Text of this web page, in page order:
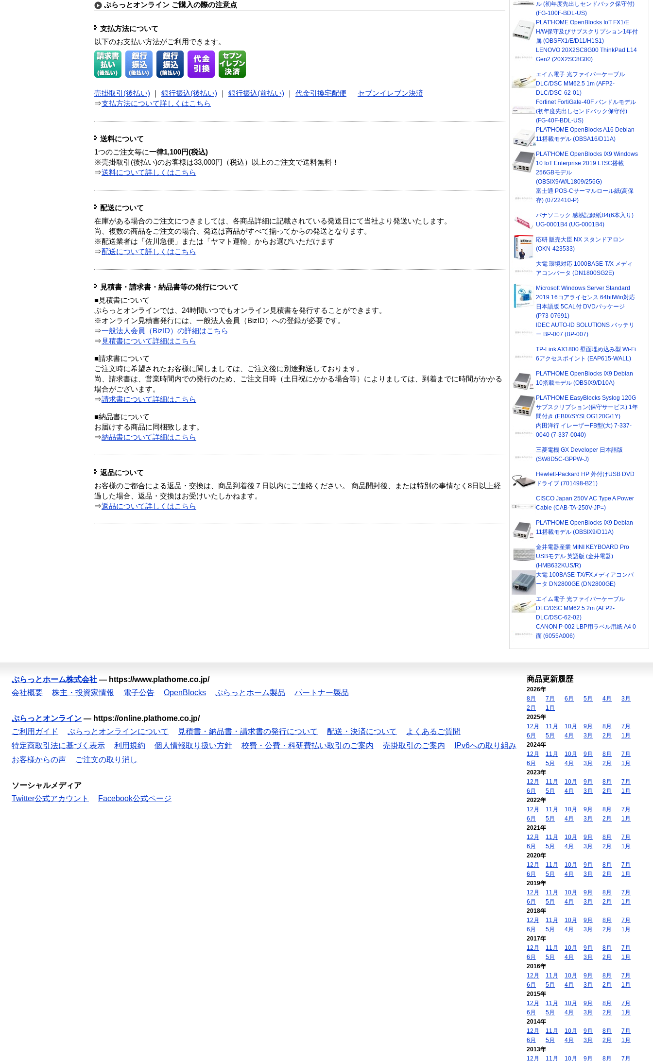
ぷらっとオンライン ご購入の際の注意点
支払方法について
以下のお支払い方法がご利用できます。
売掛取引(後払い) 銀行振込(後払い) 銀行振込(前払い) 代金引換宅配便
セブンイレブン決済
⇒支払方法について詳しくはこちら
送料について
1つのご注文毎に一律1,100円(税込)
※売掛取引(後払い)のお客様は33,000円（税込）以上のご注文で送料無料！
⇒送料について詳しくはこちら
配送について
在庫がある場合のご注文につきましては、各商品詳細に記載されている発送日にて当社より発送いたします。
尚、複数の商品をご注文の場合、発送は商品がすべて揃ってからの発送となります。
※配送業者は「佐川急便」または「ヤマト運輸」からお選びいただけます
⇒配送について詳しくはこちら
見積書・請求書・納品書等の発行について
■見積書について
ぷらっとオンラインでは、24時間いつでもオンライン見積書を発行することができます。
※オンライン見積書発行には、一般法人会員（BizID）への登録が必要です。
⇒一般法人会員（BizID）の詳細はこちら
⇒ 見積書について詳細はこちら
■請求書について
ご注文時に希望されたお客様に関しましては、ご注文後に別途郵送しております。
尚、請求書は、営業時間内での発行のため、ご注文日時（土日祝にかかる場合等）によりましては、到着までに時間がかかる
場合がございます。
⇒請求書について詳細はこちら
■納品書について
お届けする商品に同梱致します。
⇒納品書について詳細はこちら
返品について
お客様のご都合による返品・交換は、商品到着後７日以内にご連絡ください。 商品開封後、または特別の事情なく8日以上経
過した場合、返品・交換はお受けいたしかねます。
⇒返品について詳しくはこちら
ル (初年度先出しセンドバック保守付)
(FG-100F-BDL-US)
PLAT'HOME OpenBlocks IoT FX1/E
H/W保守及びサブスクリプション1年付
属 (OBSFX1/E/D11/H1S1)
LENOVO 20X2SC8G00 ThinkPad L14
Gen2 (20X2SC8G00)
エイム電子 光ファイバーケーブル
DLC/DSC MM62.5 1m (AFP2-
DLC/DSC-62-01)
Fortinet FortiGate-40F バンドルモデル
(初年度先出しセンドバック保守付)
(FG-40F-BDL-US)
PLAT'HOME OpenBlocks A16 Debian
11搭載モデル (OBSA16/D11A)
PLAT'HOME OpenBlocks IX9 Windows
10 IoT Enterprise 2019 LTSC搭載
256GBモデル
(OBSIX9/W/L1809/256G)
富士通 POS-Cサーマルロール紙(高保
存) (0722410-P)
パナソニック 感熱記録紙B4(6本入り)
UG-0001B4 (UG-0001B4)
応研 販売大臣 NX スタンドアロン
(OKN-423533)
大電 環境対応 1000BASE-T/X メディ
アコンバータ (DN1800SG2E)
Microsoft Windows Server Standard
2019 16コアライセンス 64bitWin対応
日本語版 5CAL付 DVDパッケージ
(P73-07691)
IDEC AUTO-ID SOLUTIONS バッテリ
ー BP-007 (BP-007)
TP-Link AX1800 壁面埋め込み型 Wi-Fi
6アクセスポイント (EAP615-WALL)
PLAT'HOME OpenBlocks IX9 Debian
10搭載モデル (OBSIX9/D10A)
PLAT'HOME EasyBlocks Syslog 120G
サブスクリプション(保守サービス) 1年
間付き (EBIX/SYSLOG120G/1Y)
内田洋行 イレーザーFB型(大) 7-337-
0040 (7-337-0040)
三菱電機 GX Developer 日本語版
(SW8D5C-GPPW-J)
Hewlett-Packard HP 外付けUSB DVD
ドライブ (701498-B21)
CISCO Japan 250V AC Type A Power
Cable (CAB-TA-250V-JP=)
PLAT'HOME OpenBlocks IX9 Debian
11搭載モデル (OBSIX9/D11A)
金井電器産業 MINI KEYBOARD Pro
USBモデル 英語版 (金井電器)
(HMB632KUS/R)
大電 100BASE-TX/FXメディアコンバ
ータ DN2800GE (DN2800GE)
エイム電子 光ファイバーケーブル
DLC/DSC MM62.5 2m (AFP2-
DLC/DSC-62-02)
CANON P-002 LBP用ラベル用紙 A4 0
面 (6055A006)
ぷらっとホーム株式会社 — https://www.plathome.co.jp/
会社概要
株主・投資家情報 電子公告 OpenBlocks ぷらっとホーム製品 パートナー製品
ぷらっとオンライン — https://online.plathome.co.jp/
ご利用ガイド
ぷらっとオンラインについて 見積書・納品書・請求書の発行について 配送・決済について
よくあるご質問
特定商取引法に基づく表示
利用規約 個人情報取り扱い方針 校費・公費・科研費払い取引のご案内 売掛取引のご案内
IPv6への取り組み
お客様からの声
ご注文の取り消し
ソーシャルメディア
Twitter公式アカウント
Facebook公式ページ
商品更新履歴
2026年
8月
7月 6月 5月 4月
3月
2月
1月
2025年
12月
11月 10月 9月 8月
7月
6月
5月 4月 3月 2月
1月
2024年
12月
11月 10月 9月 8月
7月
6月
5月 4月 3月 2月
1月
2023年
12月
11月 10月 9月 8月
7月
6月
5月 4月 3月 2月
1月
2022年
12月
11月 10月 9月 8月
7月
6月
5月 4月 3月 2月
1月
2021年
12月
11月 10月 9月 8月
7月
6月
5月 4月 3月 2月
1月
2020年
12月
11月 10月 9月 8月
7月
6月
5月 4月 3月 2月
1月
2019年
12月
11月 10月 9月 8月
7月
6月
5月 4月 3月 2月
1月
2018年
12月
11月 10月 9月 8月
7月
6月
5月 4月 3月 2月
1月
2017年
12月
11月 10月 9月 8月
7月
6月
5月 4月 3月 2月
1月
2016年
12月
11月 10月 9月 8月
7月
6月
5月 4月 3月 2月
1月
2015年
12月
11月 10月 9月 8月
7月
6月
5月 4月 3月 2月
1月
2014年
12月
11月 10月 9月 8月
7月
6月
5月 4月 3月 2月
1月
2013年
12月
11月 10月 9月 8月 7月